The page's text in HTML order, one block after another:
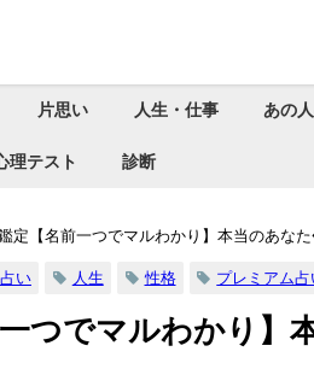
片思い 人生・仕事 あの
理テスト 診断
定【名前一つでマルわかり】本当のあな
い 人生 性格 プレミアム占
つでマルわかり】